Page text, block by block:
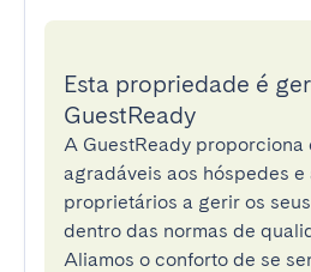
Esta propriedade é
GuestReady
A GuestReady proporciona
agradáveis aos hóspedes e
proprietários a gerir os
dentro das normas de
Aliamos o conforto de se